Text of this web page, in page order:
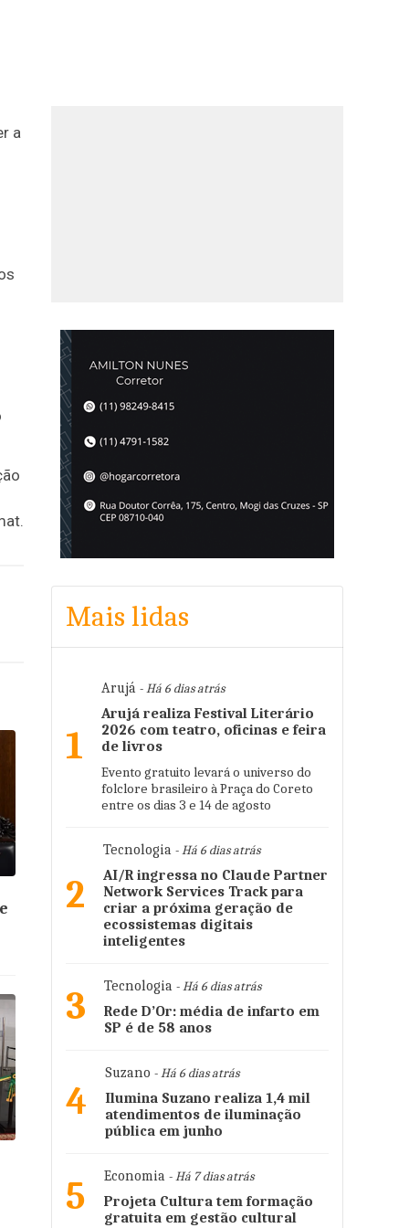
a
Mais lidas
1
Arujá - Há 6 dias atrás
Arujá realiza Festival Literário
2026 com teatro, oficinas e feira
de livros
Evento gratuito levará o universo do
folclore brasileiro à Praça do Coreto
entre os dias 3 e 14 de agosto
2
Tecnologia - Há 6 dias atrás
AI/R ingressa no Claude Partner
Network Services Track para
criar a próxima geração de
ecossistemas digitais
inteligentes
3 Tecnologia - Há 6 dias atrás
Rede D’Or: média de infarto em
SP é de 58 anos
4
Suzano - Há 6 dias atrás
Ilumina Suzano realiza 1,4 mil
atendimentos de iluminação
pública em junho
5 Economia - Há 7 dias atrás
Projeta Cultura tem formação
gratuita em gestão cultural